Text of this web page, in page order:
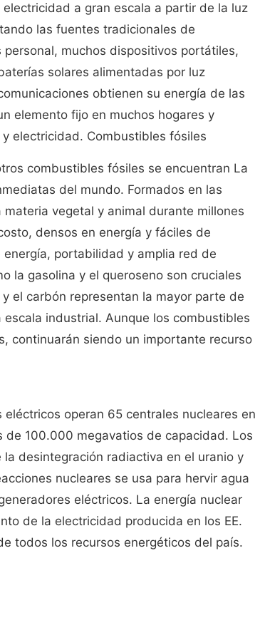
a gran escala a partir de la luz
las fuentes tradicionales de
muchos dispositivos portátiles,
solares alimentadas por luz
obtienen su energía de las
elemento fijo en muchos hogares y
electricidad. Combustibles fósiles
combustibles fósiles se encuentran La
del mundo. Formados en las
vegetal y animal durante millones
densos en energía y fáciles de
portabilidad y amplia red de
la gasolina y el queroseno son cruciales
el carbón representan la mayor parte de
industrial. Aunque los combustibles
continuarán siendo un importante recurso
operan 65 centrales nucleares en
de 100.000 megavatios de capacidad. Los
desintegración radiactiva en el uranio y
nucleares se usa para hervir agua
eléctricos. La energía nuclear
de la electricidad producida en los EE.
todos los recursos energéticos del país.